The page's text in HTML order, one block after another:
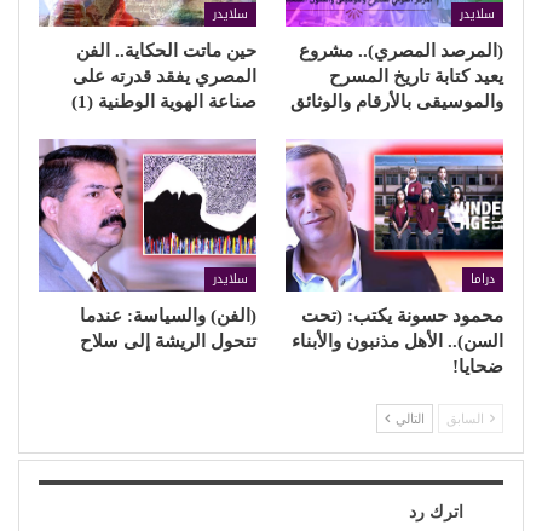
سلايدر
(المرصد المصري).. مشروع
يعيد كتابة تاريخ المسرح
والموسيقى بالأرقام والوثائق
سلايدر
حين ماتت الحكاية.. الفن
المصري يفقد قدرته على
صناعة الهوية الوطنية (1)
دراما
محمود حسونة يكتب: (تحت
السن).. الأهل مذنبون والأبناء
ضحايا!
سلايدر
(الفن) والسياسة: عندما
تتحول الريشة إلى سلاح
السابق التالي
اترك رد